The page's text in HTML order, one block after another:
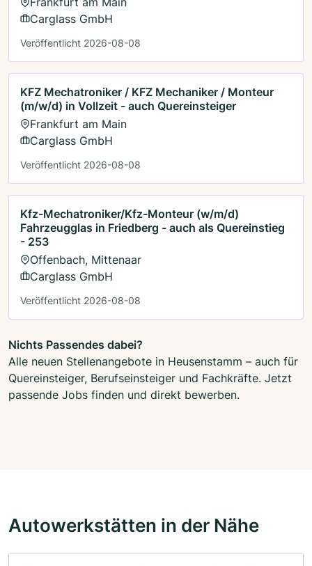
Carglass GmbH
Veröffentlicht 2026-08-08
KFZ Mechatroniker / KFZ Mechaniker / Monteur
(m/w/d) in Vollzeit - auch Quereinsteiger
Frankfurt am Main
Carglass GmbH
Veröffentlicht 2026-08-08
Kfz-Mechatroniker/Kfz-Monteur (w/m/d)
Fahrzeugglas in Friedberg - auch als Quereinstieg
- 253
Offenbach, Mittenaar
Carglass GmbH
Veröffentlicht 2026-08-08
Nichts Passendes dabei?
Alle neuen Stellenangebote in Heusenstamm – auch für
Quereinsteiger, Berufseinsteiger und Fachkräfte. Jetzt
passende Jobs finden und direkt bewerben.
Autowerkstätten in der Nähe